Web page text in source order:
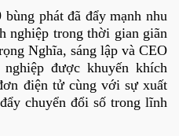
phát đã đẩy mạnh nhu
nghiệp trong thời gian giãn
Nghĩa, sáng lập và CEO
được khuyến khích
điện tử cùng với sự xuất
chuyển đổi số trong lĩnh